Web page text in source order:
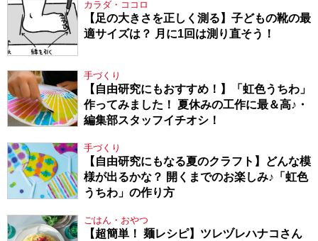
カラダ・ココロ
【足の大きさを正しく測る】子どもの靴の最
適サイズは？ 月に1回は測り直そう！
手づくり
【自由研究にもおすすめ！】「虹色うちわ」
作ってみました！ 夏休みの工作に最＆高♪・
編集部スタッフイチオシ！
手づくり
【自由研究にもなる夏のクラフト】どんな模
様が出るかな？ 開くまでのお楽しみ♪「虹色
うちわ」の作り方
ごはん・おやつ
【超簡単！ 麺レシピ】ツレヅレハナコさん